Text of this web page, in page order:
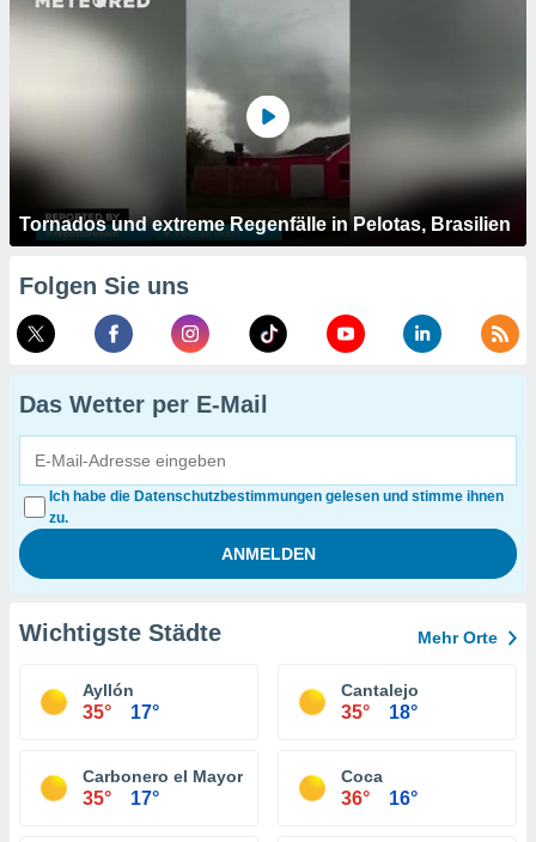
Tornados und extreme Regenfälle in Pelotas, Brasilien
Folgen Sie uns
Das Wetter per E-Mail
Ich habe die Datenschutzbestimmungen gelesen und stimme ihnen
zu.
Wichtigste Städte Mehr Orte
Ayllón
35° 17°
Cantalejo
35° 18°
Carbonero el Mayor
35° 17°
Coca
36° 16°